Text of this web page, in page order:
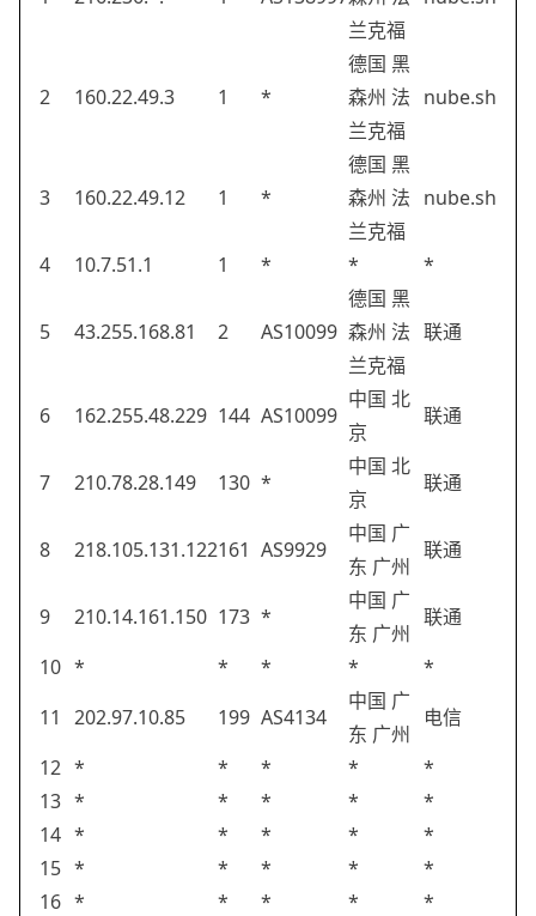
兰克福
2 160.22.49.3 1 *
德国 黑
森州 法
兰克福
nube.sh
3 160.22.49.12 1 *
德国 黑
森州 法
兰克福
nube.sh
4 10.7.51.1 1 * * *
5 43.255.168.81 2 AS10099
德国 黑
森州 法
兰克福
联通
6 162.255.48.229 144 AS10099
中国 北
京
联通
7 210.78.28.149 130 *
中国 北
京
联通
8 218.105.131.122161 AS9929
中国 广
东 广州
联通
9 210.14.161.150 173 *
中国 广
东 广州
联通
10 * * * *
*
11
202.97.10.85 199 AS4134
中国 广
东 广州
电信
12 * * * *
*
13 * * * *
*
14 * * * *
*
15 * * * *
*
16 * * * *
*